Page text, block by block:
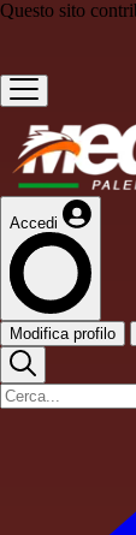
Questo sito
Accedi
Modifica profilo